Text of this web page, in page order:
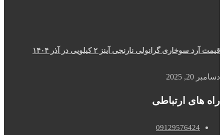
قیمت آرد سوخاری گرانولی نارنجی آینز ۲ کیلویی در آذر ۱۴۰۴
دسامبر 20, 2025
راه های ارتباطی
09129576424